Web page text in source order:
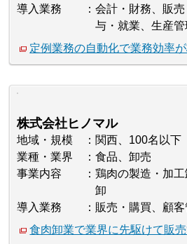
導入業務
会計・財務、販
与・就業、生産
定例業務の自動化で業務効率
株式会社ヒノマル
地域・規模
関西、100名以下
業種・業界
食品、卸売
事業内容
鶏肉の製造・加
卸
導入業務
販売・購買、顧客
食肉卸業で業界に先駆けて販